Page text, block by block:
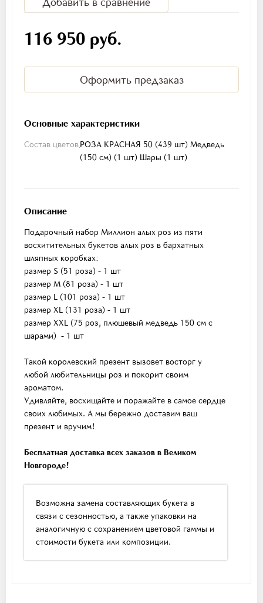
116 950 руб.
Оформить предзаказ
Основные характеристики
Состав цветовРОЗА КРАСНАЯ 50 (439 шт) Медведь
(150 см) (1 шт) Шары (1 шт)
Описание
Подарочный набор Миллион алых роз из пяти
восхитительных букетов алых роз в бархатных
шляпных коробках:
размер S (51 роза) - 1 шт
размер М (81 роза) - 1 шт
размер L (101 роза) - 1 шт
размер XL (131 роза) - 1 шт
размер XXL (75 роз, плюшевый медведь 150 см с
шарами) - 1 шт
Такой королевский презент вызовет восторг у
любой любительницы роз и покорит своим
ароматом.
Удивляйте, восхищайте и поражайте в самое сердце
своих любимых. А мы бережно доставим ваш
презент и вручим!
Бесплатная доставка всех заказов в Великом
Новгороде!
Возможна замена составляющих букета в
связи с сезонностью, а также упаковки на
аналогичную с сохранением цветовой гаммы и
стоимости букета или композиции.